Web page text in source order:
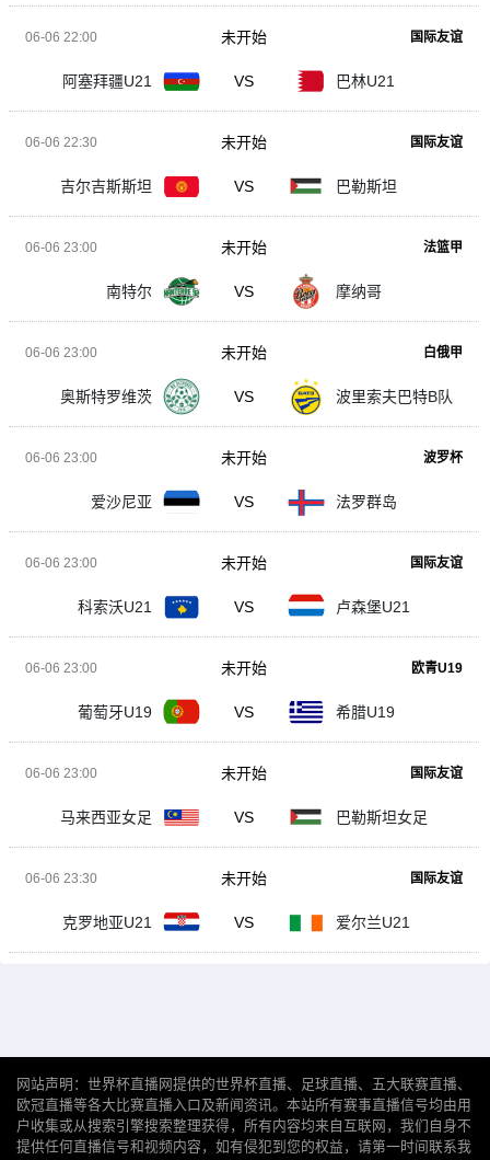
06-06 22:00 国际友谊
阿塞拜疆U21 VS 巴林U21
未开始
06-06 22:30 国际友谊
吉尔吉斯斯坦 VS 巴勒斯坦
未开始
06-06 23:00 法篮甲
南特尔 VS 摩纳哥
未开始
06-06 23:00 白俄甲
奥斯特罗维茨 VS 波里索夫巴特B队
未开始
06-06 23:00 波罗杯
爱沙尼亚 VS 法罗群岛
未开始
06-06 23:00 国际友谊
科索沃U21 VS 卢森堡U21
未开始
06-06 23:00 欧青U19
葡萄牙U19 VS 希腊U19
未开始
06-06 23:00 国际友谊
马来西亚女足 VS 巴勒斯坦女足
未开始
06-06 23:30 国际友谊
克罗地亚U21 VS 爱尔兰U21
未开始
网站声明：世界杯直播网提供的世界杯直播、足球直播、五大联赛直播、
欧冠直播等各大比赛直播入口及新闻资讯。本站所有赛事直播信号均由用
户收集或从搜索引擎搜索整理获得，所有内容均来自互联网，我们自身不
提供任何直播信号和视频内容，如有侵犯到您的权益，请第一时间联系我